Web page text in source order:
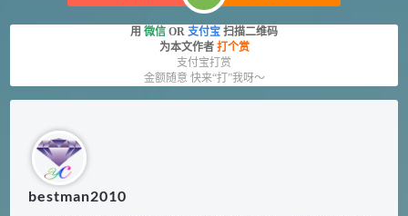
用 微信 OR 支付宝 扫描二维码
为本文作者 打个赏
支付宝打赏
金额随意 快来“打”我呀～
bestman2010